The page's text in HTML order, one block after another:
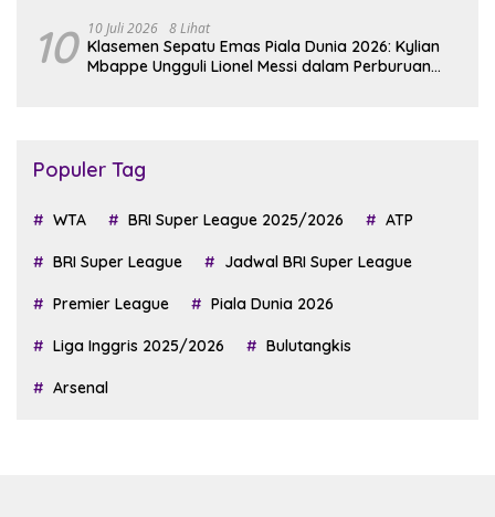
10 10 Juli 2026 8 Lihat
Klasemen Sepatu Emas Piala Dunia 2026: Kylian
Mbappe Ungguli Lionel Messi dalam Perburuan
Populer Tag
WTA BRI Super League 2025/2026 ATP
BRI Super League Jadwal BRI Super League
Premier League Piala Dunia 2026
Liga Inggris 2025/2026 Bulutangkis
Arsenal